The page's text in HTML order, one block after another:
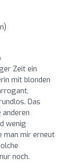
Zeit ein
mit blonden
Das
wenig
man mir erneut
noch.